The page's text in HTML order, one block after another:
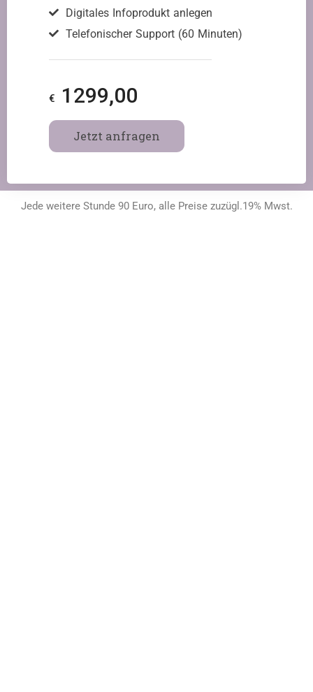
Digitales Infoprodukt anlegen
Telefonischer Support (60 Minuten)
€ 1299,00
Jetzt anfragen
Jede weitere Stunde 90 Euro, alle Preise zuzügl.19% Mwst.